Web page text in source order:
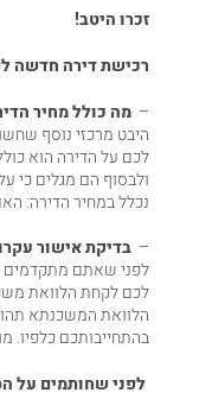
זכרו היטב!
רכישת דירה חדשה
–מה כולל מחיר
היבט מרכזי נוסף
לכם על הדירה הוא
נכלל במחיר הדירה:
–בדיקת אישור
לפני שאתם מתקדמים
לכם לקחת הלוואת
הלוואת המשכנתא
בהתחייבותכם כלפיו.
לפני שחותמים על